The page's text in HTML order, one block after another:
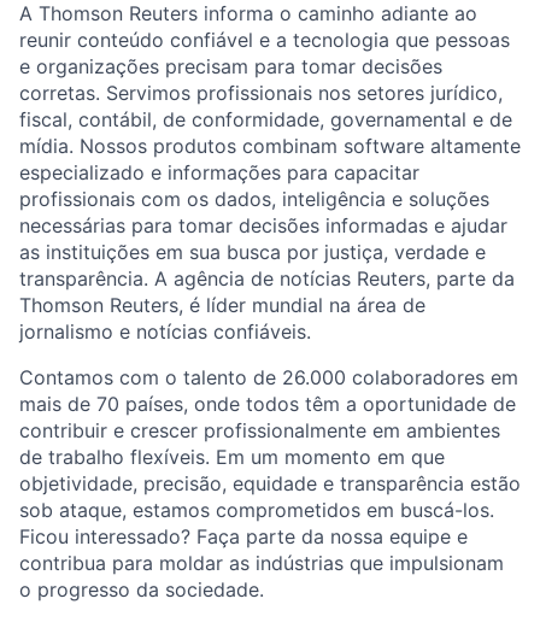
A Thomson Reuters informa o caminho adiante ao
reunir conteúdo confiável e a tecnologia que pessoas
e organizações precisam para tomar decisões
corretas. Servimos profissionais nos setores jurídico,
fiscal, contábil, de conformidade, governamental e de
mídia. Nossos produtos combinam software altamente
especializado e informações para capacitar
profissionais com os dados, inteligência e soluções
necessárias para tomar decisões informadas e ajudar
as instituições em sua busca por justiça, verdade e
transparência. A agência de notícias Reuters, parte da
Thomson Reuters, é líder mundial na área de
jornalismo e notícias confiáveis.
Contamos com o talento de 26.000 colaboradores em
mais de 70 países, onde todos têm a oportunidade de
contribuir e crescer profissionalmente em ambientes
de trabalho flexíveis. Em um momento em que
objetividade, precisão, equidade e transparência estão
sob ataque, estamos comprometidos em buscá-los.
Ficou interessado? Faça parte da nossa equipe e
contribua para moldar as indústrias que impulsionam
o progresso da sociedade.